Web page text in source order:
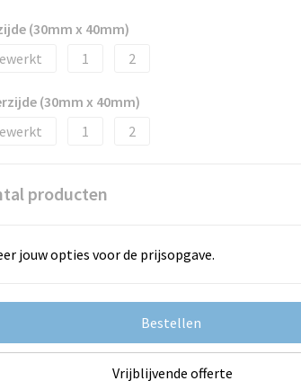
(30mm x 40mm)
1 2
(30mm x 40mm)
1 2
producten
jouw opties voor de prijsopgave.
Bestellen
Vrijblijvende offerte